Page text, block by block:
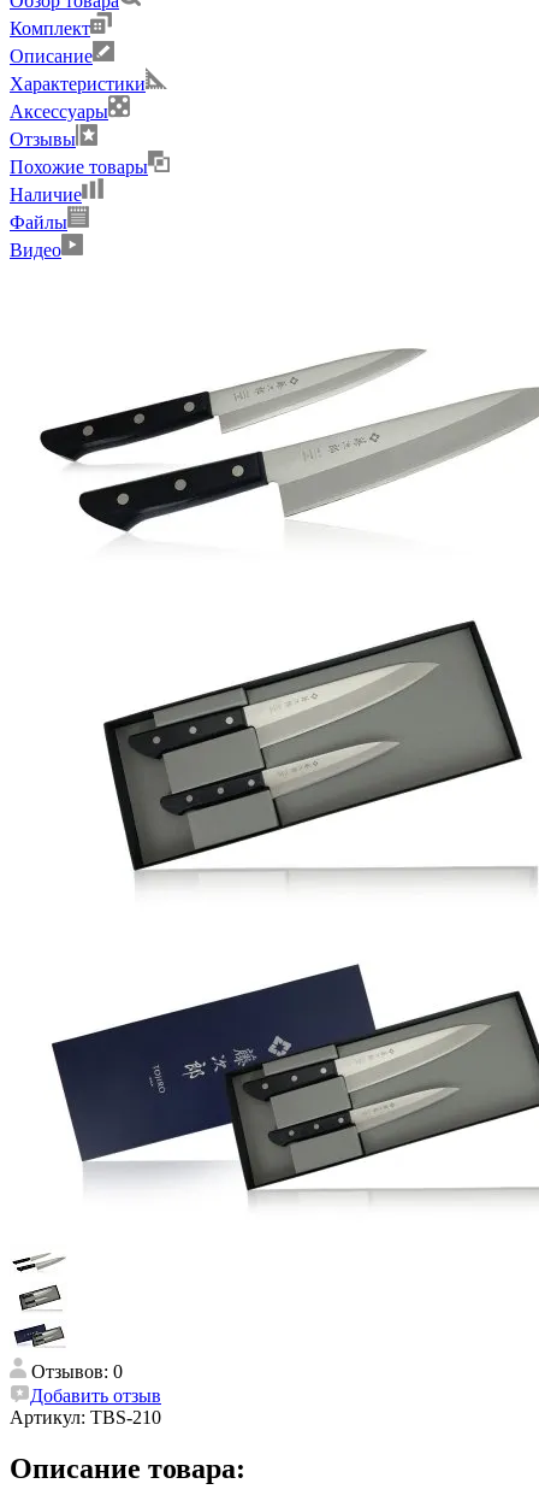
Комплект
Описание
Характеристики
Аксессуары
Отзывы
Похожие товары
Наличие
Файлы
Видео
Отзывов: 0
Добавить отзыв
Артикул: TBS-210
Описание товара: